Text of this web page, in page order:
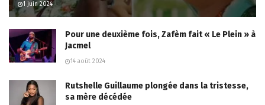
1 juin 2024
Pour une deuxième fois, Zafèm fait « Le Plein » à
Jacmel
14 août 2024
Rutshelle Guillaume plongée dans la tristesse,
sa mère décédée